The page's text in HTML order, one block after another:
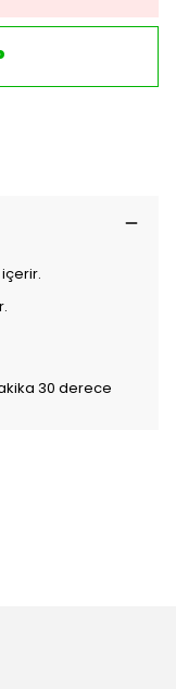
30 derece